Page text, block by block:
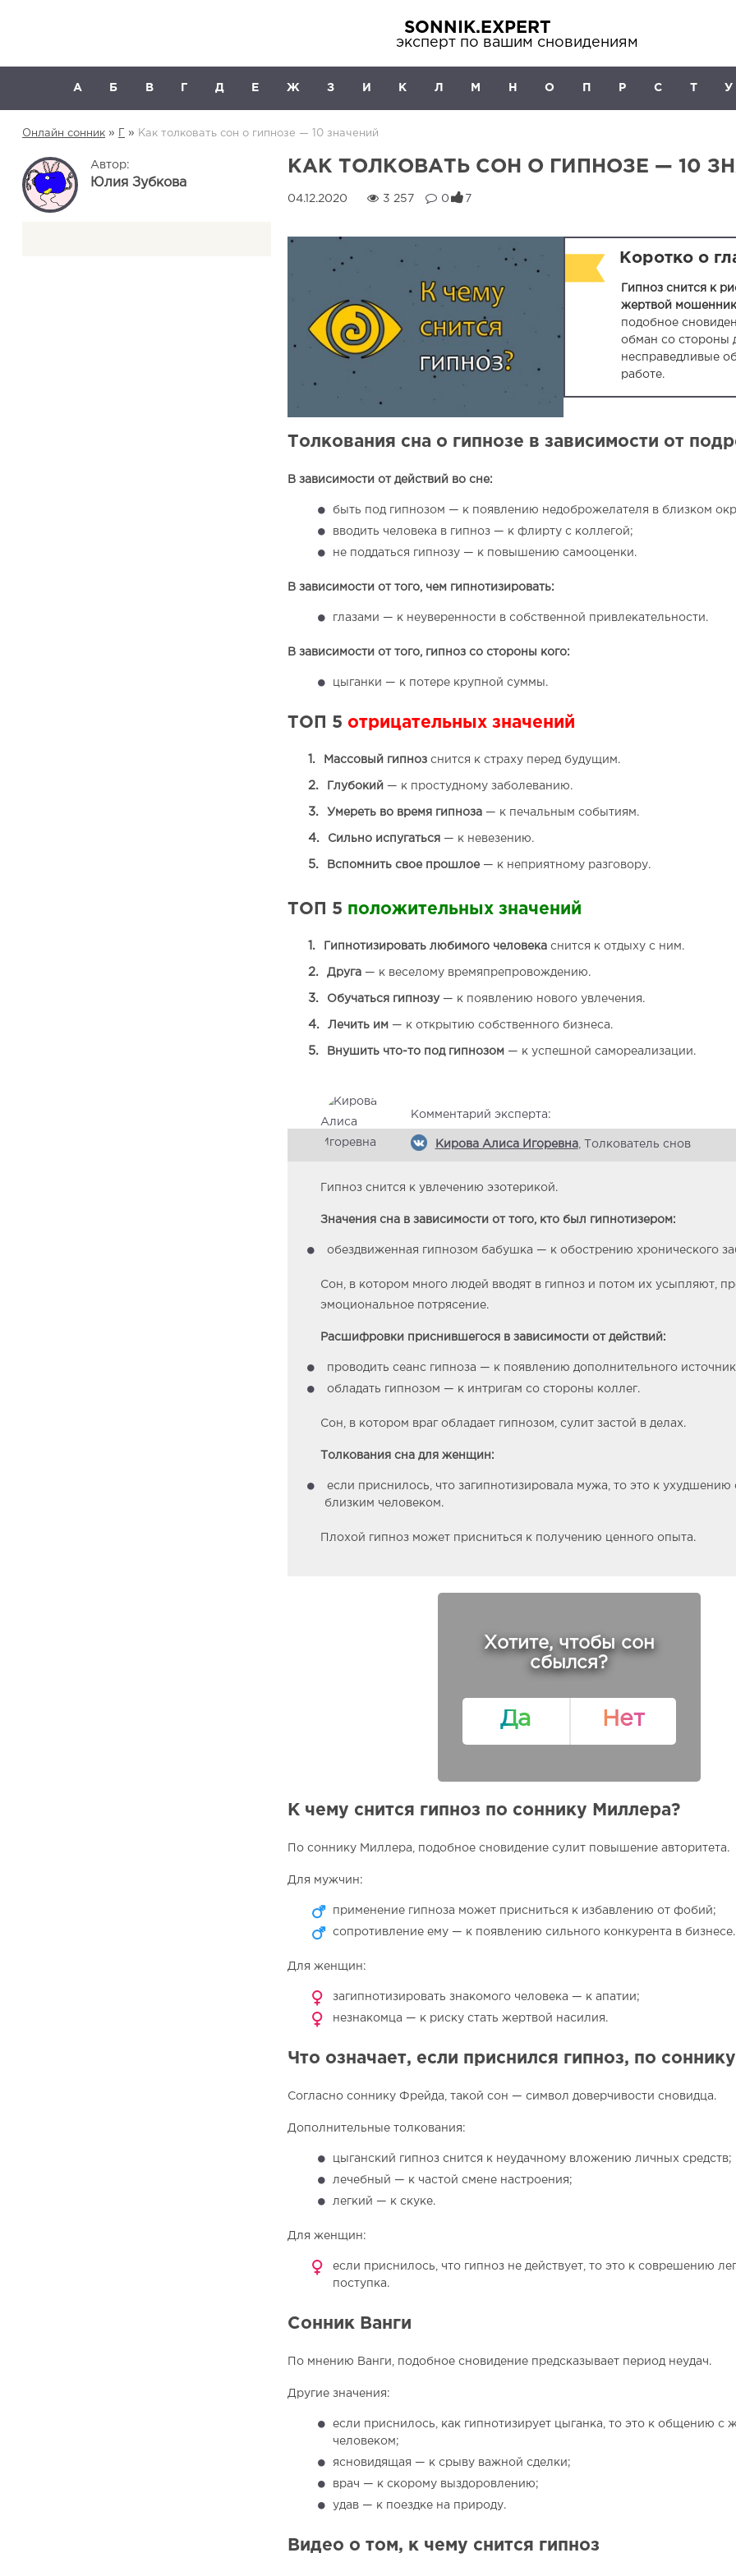
SONNIK.EXPERT
эксперт по вашим сновидениям
А Б В Г Д Е Ж З И К Л М Н О П Р С Т У
Онлайн сонник » » Как толковать сон о гипнозе — 10 значений
Автор:
Юлия Зубкова
КАК ТОЛКОВАТЬ СОН О ГИПНОЗЕ — 10
3 257 0 7
Коротко о
Гипноз снится к
жертвой
подобное
обман со стороны
несправедливые
работе.
Толкования сна о гипнозе в зависимости от
В зависимости от действий во сне:
быть под гипнозом — к появлению недоброжелателя в близком
вводить человека в гипноз — к флирту с коллегой;
не поддаться гипнозу — к повышению самооценки.
В зависимости от того, чем гипнотизировать:
глазами — к неуверенности в собственной привлекательности.
В зависимости от того, гипноз со стороны кого:
цыганки — к потере крупной суммы.
ТОП 5 отрицательных значений
Массовый гипнозснится к страху перед будущим.
Глубокий — к простудному заболеванию.
Умереть во время гипноза— к печальным событиям.
Сильно испугаться— к невезению.
Вспомнить свое прошлое— к неприятному разговору.
ТОП 5 положительных значений
Гипнотизировать любимого человекаснится к отдыху с ним.
Друга— к веселому времяпрепровождению.
Обучаться гипнозу— к появлению нового увлечения.
Лечить им — к открытию собственного бизнеса.
Внушить что-то под гипнозом — к успешной самореализации.
Комментарий эксперта:
Кирова Алиса Игоревна, Толкователь снов
Гипноз снится к увлечению эзотерикой.
Значения сна в зависимости от того, кто был гипнотизером:
обездвиженная гипнозом бабушка — к обострению хронического
Сон, в котором много людей вводят в гипноз и потом их усыпляют,
эмоциональное потрясение.
Расшифровки приснившегося в зависимости от действий:
проводить сеанс гипноза — к появлению дополнительного
обладать гипнозом — к интригам со стороны коллег.
Сон, в котором враг обладает гипнозом, сулит застой в делах.
Толкования сна для женщин:
если приснилось, что загипнотизировала мужа, то это к
близким человеком.
Плохой гипноз может присниться к получению ценного опыта.
Хотите, чтобы сон
сбылся?
Да Нет
К чему снится гипноз по соннику Миллера?
По соннику Миллера, подобное сновидение сулит повышение авторитета.
Для мужчин:
применение гипноза может присниться к избавлению от фобий;
сопротивление ему — к появлению сильного конкурента в бизнесе.
Для женщин:
загипнотизировать знакомого человека — к апатии;
незнакомца — к риску стать жертвой насилия.
Что означает, если приснился гипноз, по
Согласно соннику Фрейда, такой сон — символ доверчивости сновидца.
Дополнительные толкования:
цыганский гипноз снится к неудачному вложению личных средств;
лечебный — к частой смене настроения;
легкий — к скуке.
Для женщин:
если приснилось, что гипноз не действует, то это к соврешению
поступка.
Сонник Ванги
По мнению Ванги, подобное сновидение предсказывает период неудач.
Другие значения:
если приснилось, как гипнотизирует цыганка, то это к общению с
человеком;
ясновидящая — к срыву важной сделки;
врач — к скорому выздоровлению;
удав — к поездке на природу.
Видео о том, к чему снится гипноз